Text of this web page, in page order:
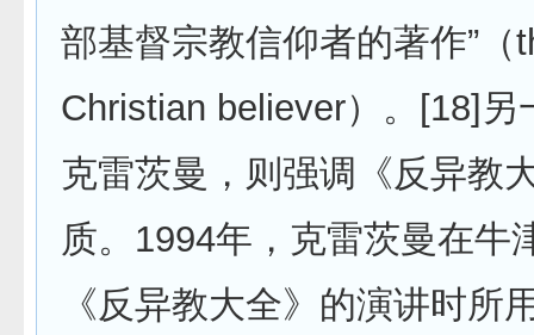
部基督宗教信仰者的著作”（
Christian believer）。[18]另
克雷茨曼，则强调《反异教
质。1994年，克雷茨曼在牛
《反异教大全》的演讲时所